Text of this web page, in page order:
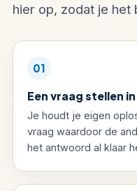
hier op, zodat je het
01
Een vraag stellen
Je houdt je eigen
vraag waardoor de
het antwoord al klaar